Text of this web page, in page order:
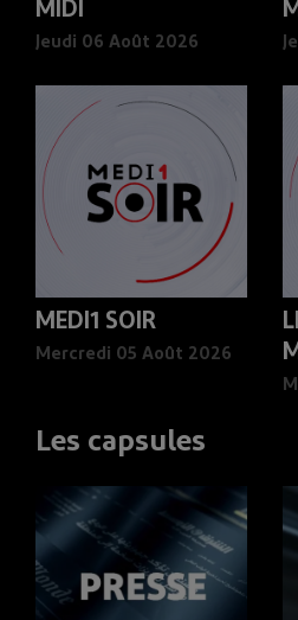
MIDI
Jeudi 06 Août 2026
MEDI1 SOIR
Mercredi 05 Août 2026
Les capsules